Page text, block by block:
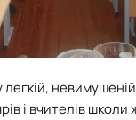
легкій,
і вчителів